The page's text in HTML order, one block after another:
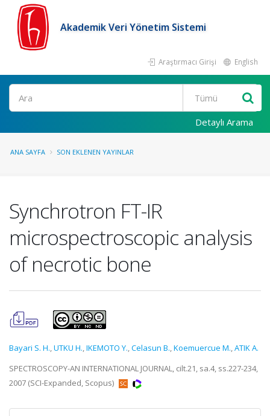
Akademik Veri Yönetim Sistemi
Araştırmacı Girişi English
Ara
Detaylı Arama
ANA SAYFA SON EKLENEN YAYINLAR
Synchrotron FT-IR
microspectroscopic analysis
of necrotic bone
Bayari S. H.,UTKU H.,IKEMOTO Y.,Celasun B.,Koemuercue M.,ATIK A.
SPECTROSCOPY-AN INTERNATIONAL JOURNAL, cilt.21, sa.4, ss.227-234,
2007 (SCI-Expanded, Scopus)